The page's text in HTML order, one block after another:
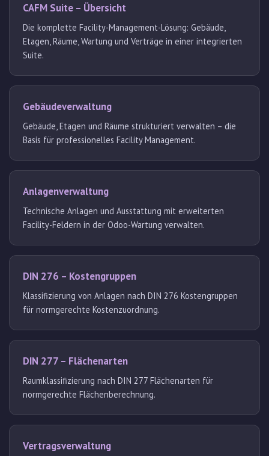
CAFM Suite – Übersicht
Die komplette Facility-Management-Lösung: Gebäude,
Etagen, Räume, Wartung und Verträge in einer integrierten
Suite.
Gebäudeverwaltung
Gebäude, Etagen und Räume strukturiert verwalten – die
Basis für professionelles Facility Management.
Anlagenverwaltung
Technische Anlagen und Ausstattung mit erweiterten
Facility-Feldern in der Odoo-Wartung verwalten.
DIN 276 – Kostengruppen
Klassifizierung von Anlagen nach DIN 276 Kostengruppen
für normgerechte Kostenzuordnung.
DIN 277 – Flächenarten
Raumklassifizierung nach DIN 277 Flächenarten für
normgerechte Flächenberechnung.
Vertragsverwaltung